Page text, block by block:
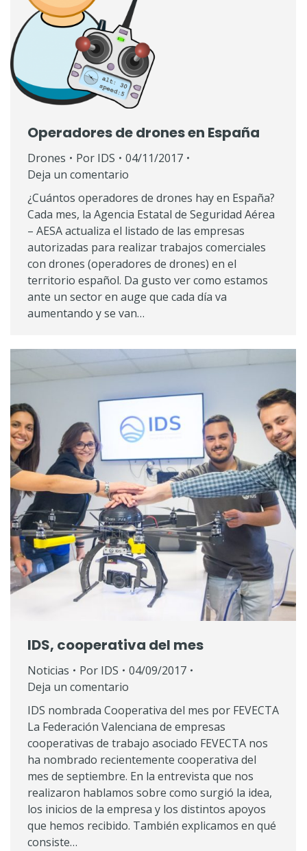
Operadores de drones en España
Drones Por IDS
04/11/2017
Deja un comentario
¿Cuántos operadores de drones hay en España?
Cada mes, la Agencia Estatal de Seguridad Aérea
– AESA actualiza el listado de las empresas
autorizadas para realizar trabajos comerciales
con drones (operadores de drones) en el
territorio español. Da gusto ver como estamos
ante un sector en auge que cada día va
aumentando y se van…
IDS, cooperativa del mes
Noticias Por IDS
04/09/2017
Deja un comentario
IDS nombrada Cooperativa del mes por FEVECTA
La Federación Valenciana de empresas
cooperativas de trabajo asociado FEVECTA nos
ha nombrado recientemente cooperativa del
mes de septiembre. En la entrevista que nos
realizaron hablamos sobre como surgió la idea,
los inicios de la empresa y los distintos apoyos
que hemos recibido. También explicamos en qué
consiste…